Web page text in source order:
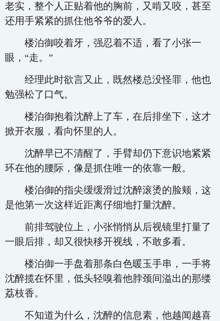
老实，整个人正贴着他的胸前，又啃又咬，甚至
还用手紧紧的抓住他爷爷的爱人。
楼泊御咬着牙，强忍着不适，看了小张一
眼，“走。”
经理此时欲言又止，既然楼总没怪罪，他也
勉强松了口气。
楼泊御抱着沈醉上了车，在后排坐下，这才
掀开衣服，看向怀里的人。
沈醉早已不清醒了，手臂却仍下意识地紧紧
环在他的腰际，像是抓住唯一的依靠一般。
楼泊御的指尖缓缓滑过沈醉滚烫的脸颊，这
是他第一次这样近距离仔细地打量沈醉。
前排驾驶位上，小张悄悄从后视镜里打量了
一眼后排，却又很快移开视线，不敢多看。
楼泊御一手盘着那条白色暖玉手串，一手将
沈醉揽在怀里，低头轻嗅着他脖颈间溢出的那缕
荔枝香。
不知道为什么，沈醉的信息素，他越闻越喜